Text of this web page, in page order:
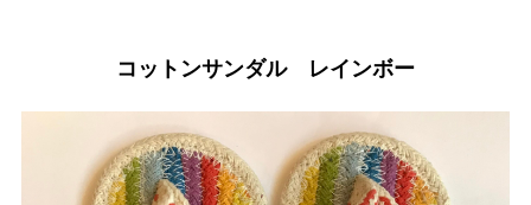
コットンサンダル レインボー